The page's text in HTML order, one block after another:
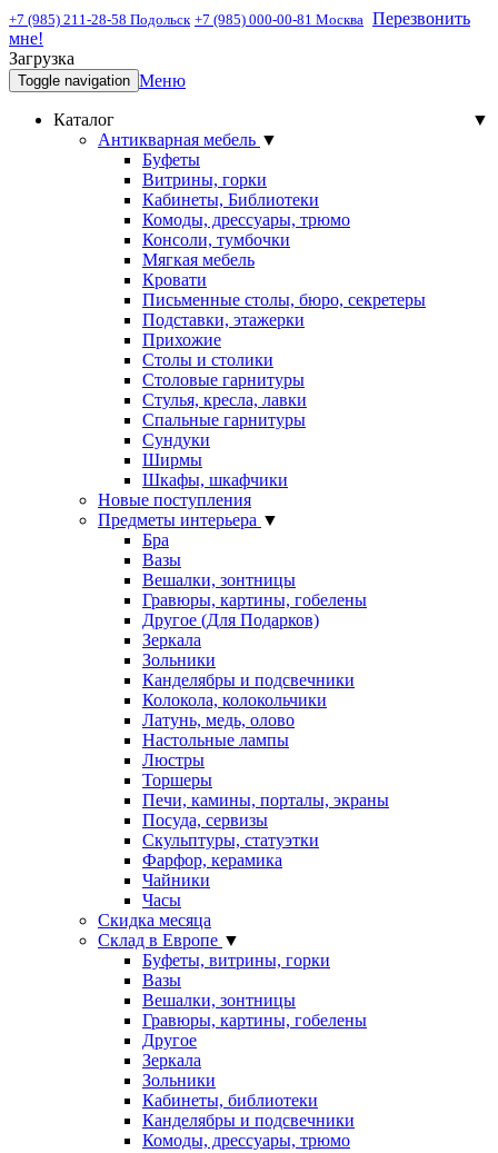
+7 (985) 211-28-58 Подольск +7 (985) 000-00-81 Москва Перезвонить
мне!
Загрузка
Toggle navigation Меню
Каталог
▼
Антикварная мебель ▼
Буфеты
Витрины, горки
Кабинеты, Библиотеки
Комоды, дрессуары, трюмо
Консоли, тумбочки
Мягкая мебель
Кровати
Письменные столы, бюро, секретеры
Подставки, этажерки
Прихожие
Столы и столики
Столовые гарнитуры
Стулья, кресла, лавки
Спальные гарнитуры
Сундуки
Ширмы
Шкафы, шкафчики
Новые поступления
Предметы интерьера ▼
Бра
Вазы
Вешалки, зонтницы
Гравюры, картины, гобелены
Другое (Для Подарков)
Зеркала
Зольники
Канделябры и подсвечники
Колокола, колокольчики
Латунь, медь, олово
Настольные лампы
Люстры
Торшеры
Печи, камины, порталы, экраны
Посуда, сервизы
Скульптуры, статуэтки
Фарфор, керамика
Чайники
Часы
Скидка месяца
Склад в Европе ▼
Буфеты, витрины, горки
Вазы
Вешалки, зонтницы
Гравюры, картины, гобелены
Другое
Зеркала
Зольники
Кабинеты, библиотеки
Канделябры и подсвечники
Комоды, дрессуары, трюмо